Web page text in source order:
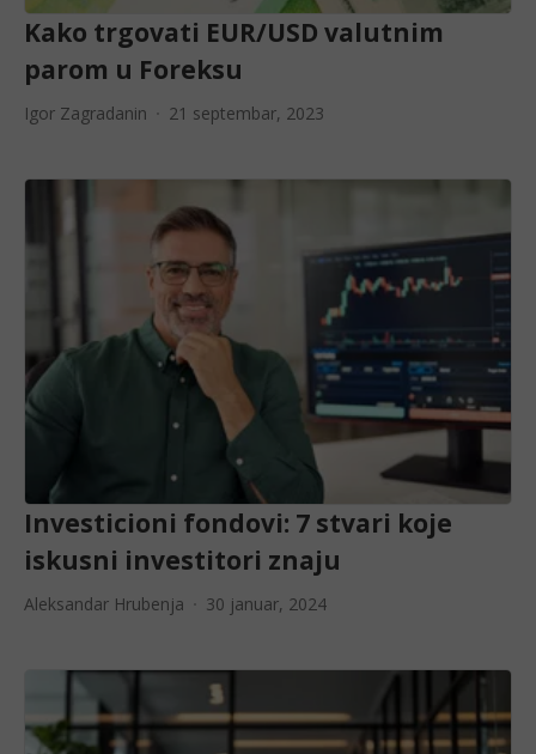
Kako trgovati EUR/USD valutnim
parom u Foreksu
Igor Zagradanin 21 septembar, 2023
Investicioni fondovi: 7 stvari koje
iskusni investitori znaju
Aleksandar Hrubenja 30 januar, 2024